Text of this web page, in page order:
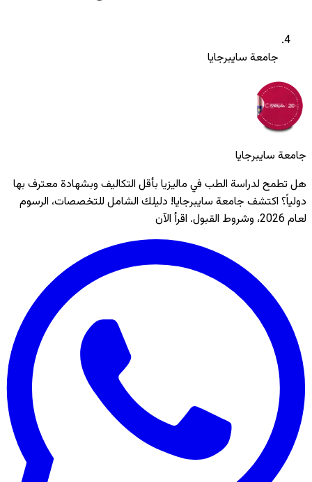
جامعة سايبرجايا
جامعة سايبرجايا
هل تطمح لدراسة الطب في ماليزيا بأقل التكاليف وبشهادة معترف بها
دولياً؟ اكتشف جامعة سايبرجايا! دليلك الشامل للتخصصات، الرسوم
لعام 2026، وشروط القبول. اقرأ الآن